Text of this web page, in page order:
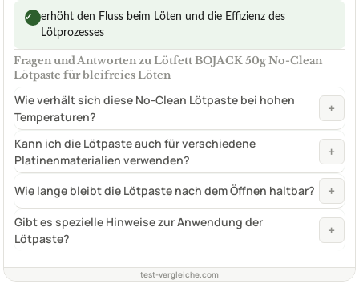
✓
erhöht den Fluss beim Löten und die Effizienz des
Lötprozesses
Fragen und Antworten zu Lötfett BOJACK 50g No-Clean
Lötpaste für bleifreies Löten
Wie verhält sich diese No-Clean Lötpaste bei hohen
Temperaturen?
+
Kann ich die Lötpaste auch für verschiedene
Platinenmaterialien verwenden?
+
Wie lange bleibt die Lötpaste nach dem Öffnen haltbar? +
Gibt es spezielle Hinweise zur Anwendung der
Lötpaste?
+
test-vergleiche.com